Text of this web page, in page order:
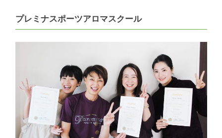
プレミナスポーツアロマスクール